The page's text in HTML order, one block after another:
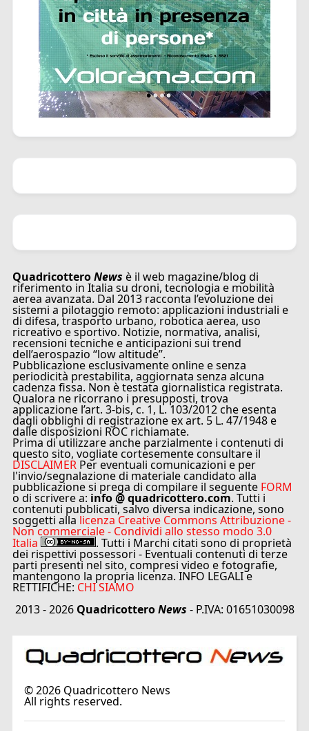
QuadricotteroNews è il web magazine/blog di
riferimento in Italia su droni, tecnologia e mobilità
aerea avanzata. Dal 2013 racconta l’evoluzione dei
sistemi a pilotaggio remoto: applicazioni industriali e
di difesa, trasporto urbano, robotica aerea, uso
ricreativo e sportivo. Notizie, normativa, analisi,
recensioni tecniche e anticipazioni sui trend
dell’aerospazio “low altitude”.
Pubblicazione esclusivamente online e senza
periodicità prestabilita, aggiornata senza alcuna
cadenza fissa. Non è testata giornalistica registrata.
Qualora ne ricorrano i presupposti, trova
applicazione l’art. 3-bis, c. 1, L. 103/2012 che esenta
dagli obblighi di registrazione ex art. 5 L. 47/1948 e
dalle disposizioni ROC richiamate.
Prima di utilizzare anche parzialmente i contenuti di
questo sito, vogliate cortesemente consultare il
DISCLAIMER Per eventuali comunicazioni e per
l'invio/segnalazione di materiale candidato alla
pubblicazione si prega di compilare il seguente FORM
o di scrivere a: info @ quadricottero.com. Tutti i
contenuti pubblicati, salvo diversa indicazione, sono
soggetti alla licenza Creative Commons Attribuzione -
Non commerciale - Condividi allo stesso modo 3.0
Italia . Tutti i Marchi citati sono di proprietà
dei rispettivi possessori - Eventuali contenuti di terze
parti presenti nel sito, compresi video e fotografie,
mantengono la propria licenza. INFO LEGALI e
RETTIFICHE: CHI SIAMO
2013 - 2026 QuadricotteroNews - P.IVA: 01651030098
©2026Quadricottero News
All rights reserved.